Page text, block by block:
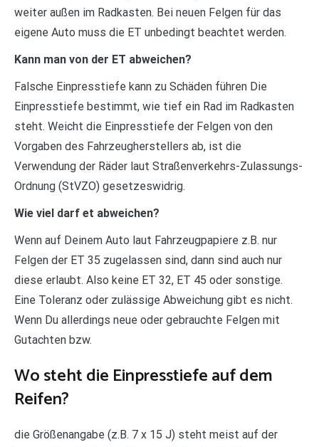
weiter außen im Radkasten. Bei neuen Felgen für das
eigene Auto muss die ET unbedingt beachtet werden.
Kann man von der ET abweichen?
Falsche Einpresstiefe kann zu Schäden führen Die
Einpresstiefe bestimmt, wie tief ein Rad im Radkasten
steht. Weicht die Einpresstiefe der Felgen von den
Vorgaben des Fahrzeugherstellers ab, ist die
Verwendung der Räder laut Straßenverkehrs-Zulassungs-
Ordnung (StVZO) gesetzeswidrig.
Wie viel darf et abweichen?
Wenn auf Deinem Auto laut Fahrzeugpapiere z.B. nur
Felgen der ET 35 zugelassen sind, dann sind auch nur
diese erlaubt. Also keine ET 32, ET 45 oder sonstige.
Eine Toleranz oder zulässige Abweichung gibt es nicht.
Wenn Du allerdings neue oder gebrauchte Felgen mit
Gutachten bzw.
Wo steht die Einpresstiefe auf dem
Reifen?
die Größenangabe (z.B. 7 x 15 J) steht meist auf der